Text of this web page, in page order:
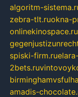
algoritm-
zebra-tlt.ruokna-
onlinekinospace.ru
spiski-firm.ru
2bets.ru
amadis-